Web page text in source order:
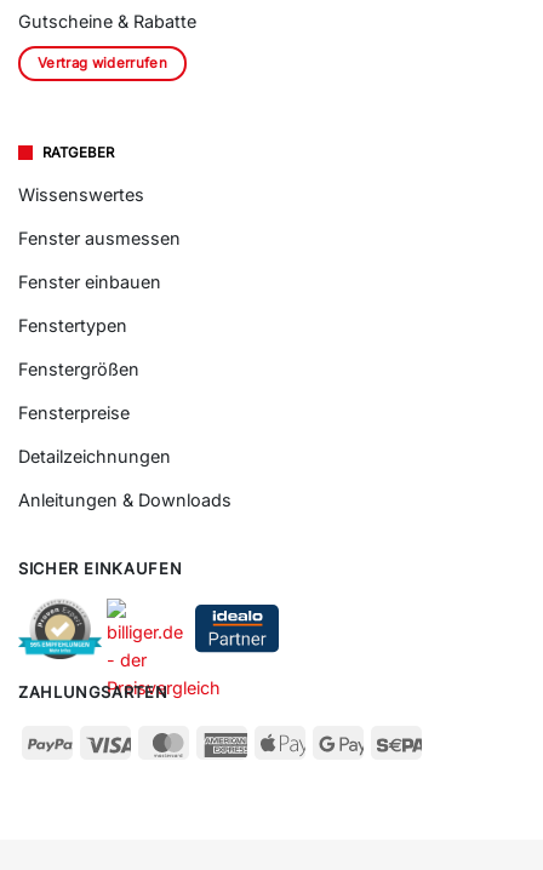
Gutscheine & Rabatte
Vertrag widerrufen
RATGEBER
Wissenswertes
Fenster ausmessen
Fenster einbauen
Fenstertypen
Fenstergrößen
Fensterpreise
Detailzeichnungen
Anleitungen & Downloads
SICHER EINKAUFEN
ZAHLUNGSARTEN